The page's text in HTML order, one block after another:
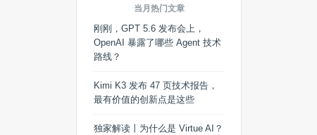
当月热门文章
刚刚，GPT 5.6 发布会上，
OpenAI 暴露了哪些 Agent 技术
路线？
Kimi K3 发布 47 页技术报告，
最有价值的创新点是这些
独家解读丨为什么是 Virtue AI？